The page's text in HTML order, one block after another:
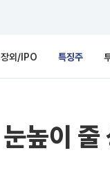
장외/IPO 특징주
높이 줄